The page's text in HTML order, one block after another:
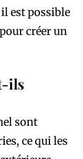
est possible
créer un
ils
sont
ce qui les